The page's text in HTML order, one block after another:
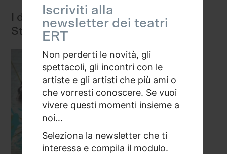
I disegni di Stefano Ricci per la
Stagione Opera aperta
Iscriviti alla
newsletter dei teatri
ERT
Non perderti le novità, gli
spettacoli, gli incontri con le
artiste e gli artisti che più ami o
che vorresti conoscere. Se vuoi
vivere questi momenti insieme a
noi…
Seleziona la newsletter che ti
interessa e compila il modulo.